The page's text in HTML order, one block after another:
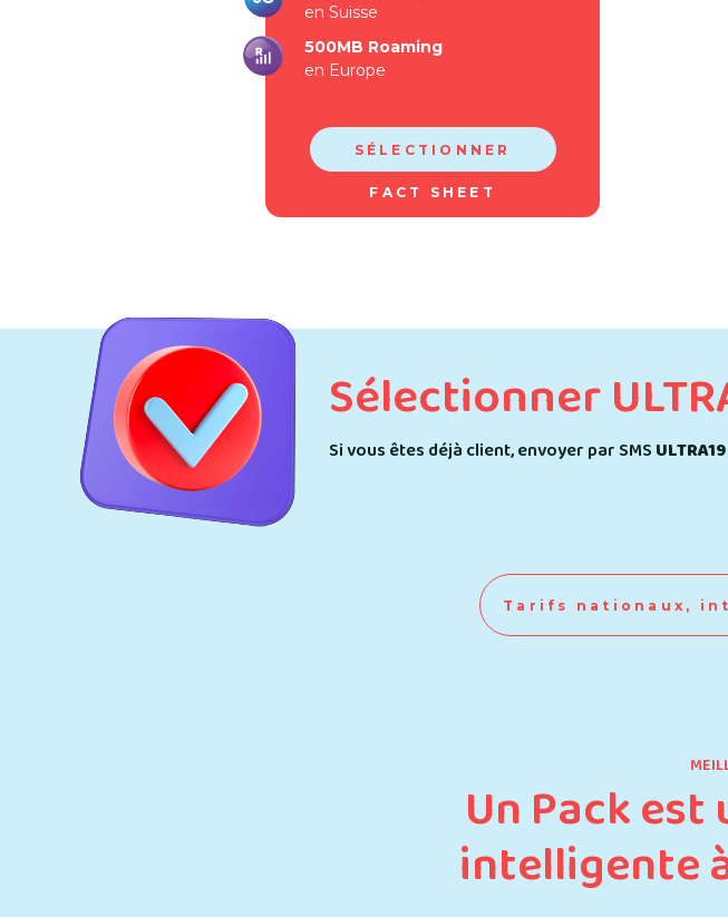
en Suisse
500MB Roaming
en Europe
SÉLECTIONNER
FACT SHEET
Sélectionner
Si vous êtes déjà client, envoyer par SMS ULTRA19
Tarifs nationaux,
Un Pack
intelligente